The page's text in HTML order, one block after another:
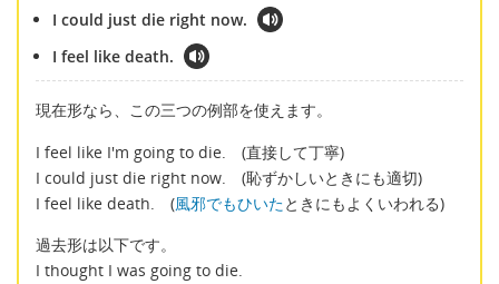
I could just die right now.
I feel like death.
現在形なら、この三つの例部を使えます。
I feel like I'm going to die. (直接して丁寧)
I could just die right now. (恥ずかしいときにも適切)
I feel like death. (風邪でもひいたときにもよくいわれる)
過去形は以下です。
I thought I was going to die.